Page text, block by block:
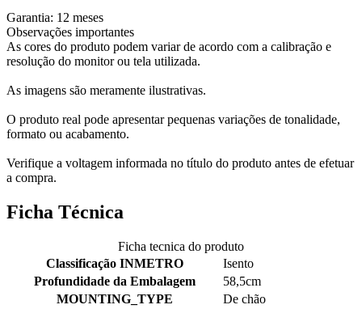
Garantia: 12 meses
Observações importantes
As cores do produto podem variar de acordo com a calibração e
resolução do monitor ou tela utilizada.
As imagens são meramente ilustrativas.
O produto real pode apresentar pequenas variações de tonalidade,
formato ou acabamento.
Verifique a voltagem informada no título do produto antes de efetuar
a compra.
Ficha Técnica
Ficha tecnica do produto
Classificação INMETRO
Isento
Profundidade da Embalagem
58,5cm
MOUNTING_TYPE
De chão